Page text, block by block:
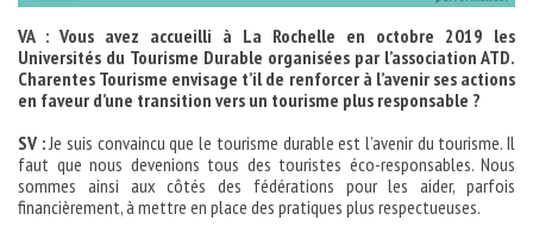
VA : Vous avez accueilli à La Rochelle en octobre 2019 les
Universités du Tourisme Durable organisées par l’association ATD.
Charentes Tourisme envisage t’il de renforcer à l’avenir ses actions
en faveur d’une transition vers un tourisme plus responsable ?
SV :Je suis convaincu que le tourisme durable est l’avenir du tourisme. Il
faut que nous devenions tous des touristes éco-responsables. Nous
sommes ainsi aux côtés des fédérations pour les aider, parfois
financièrement, à mettre en place des pratiques plus respectueuses.